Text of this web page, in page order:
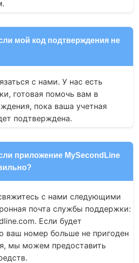
мой код подтверждения не
с нами. У нас есть
готовая помочь вам в
пока ваша учетная
подтверждена.
приложение MySecondLine
с нами следующими
почта службы поддержки:
Если будет
ваш номер больше не пригоден
мы можем предоставить